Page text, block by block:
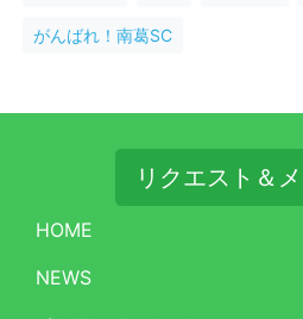
がんばれ！南葛SC
リクエスト＆
HOME
NEWS